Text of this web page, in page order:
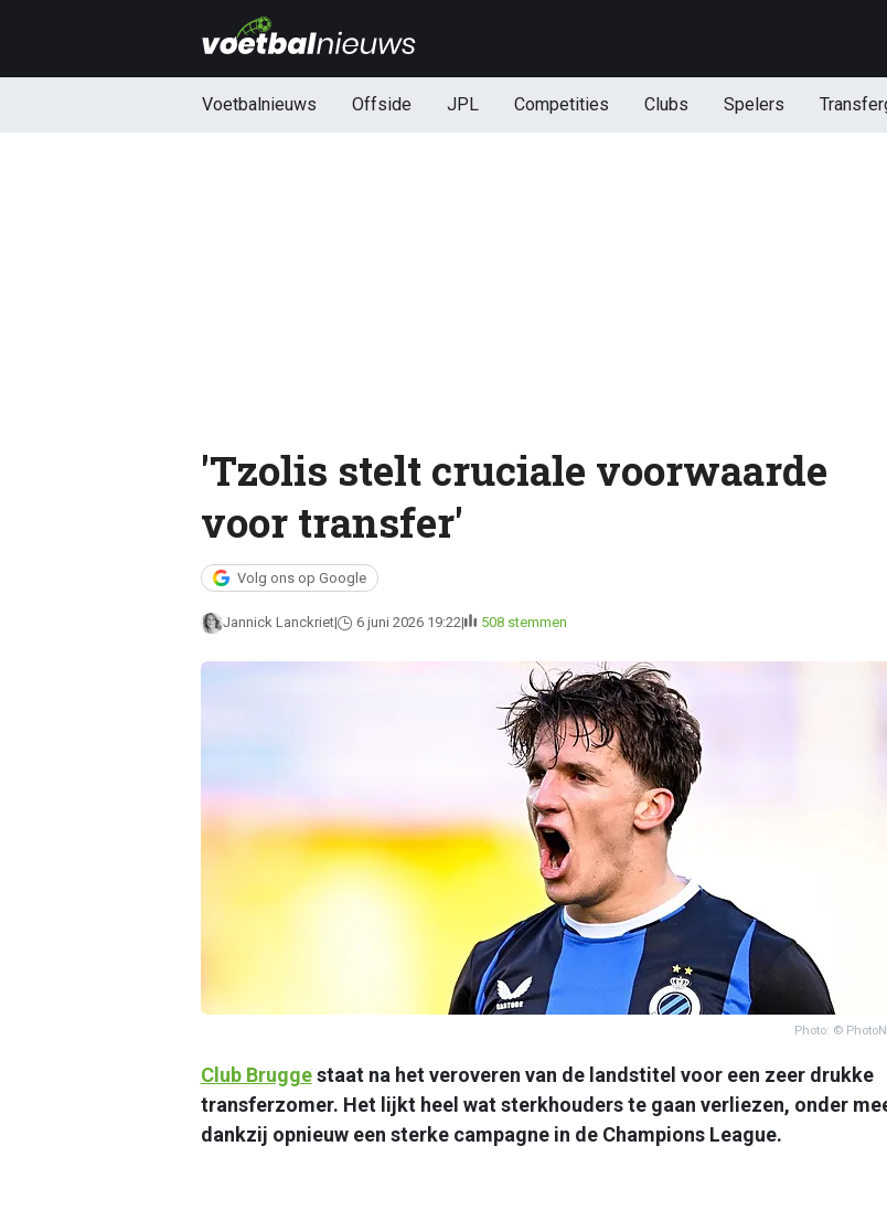
Voetbalnieuws Offside JPL Competities Clubs Spelers
'Tzolis stelt cruciale voorwaarde
voor transfer'
Volg ons op Google
Jannick Lanckriet 6 juni 2026 19:22 508 stemmen
Photo: ©
Club Bruggestaat na het veroveren van de landstitel voor een zeer drukke
transferzomer. Het lijkt heel wat sterkhouders te gaan verliezen, onder
dankzij opnieuw een sterke campagne in de Champions League.